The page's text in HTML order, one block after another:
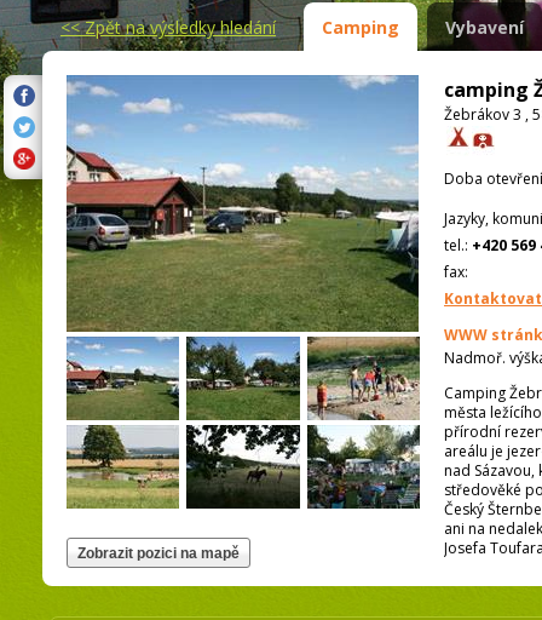
<<Zpět na výsledky hledání Camping Vybavení
camping
Žebrákov 3 ,
Doba
Jazyky,
tel.: +420 569
fax:
WWW
Nadmoř.
Camping
města
přírodní
areálu je
nad
středověké
Český
ani na
Josefa